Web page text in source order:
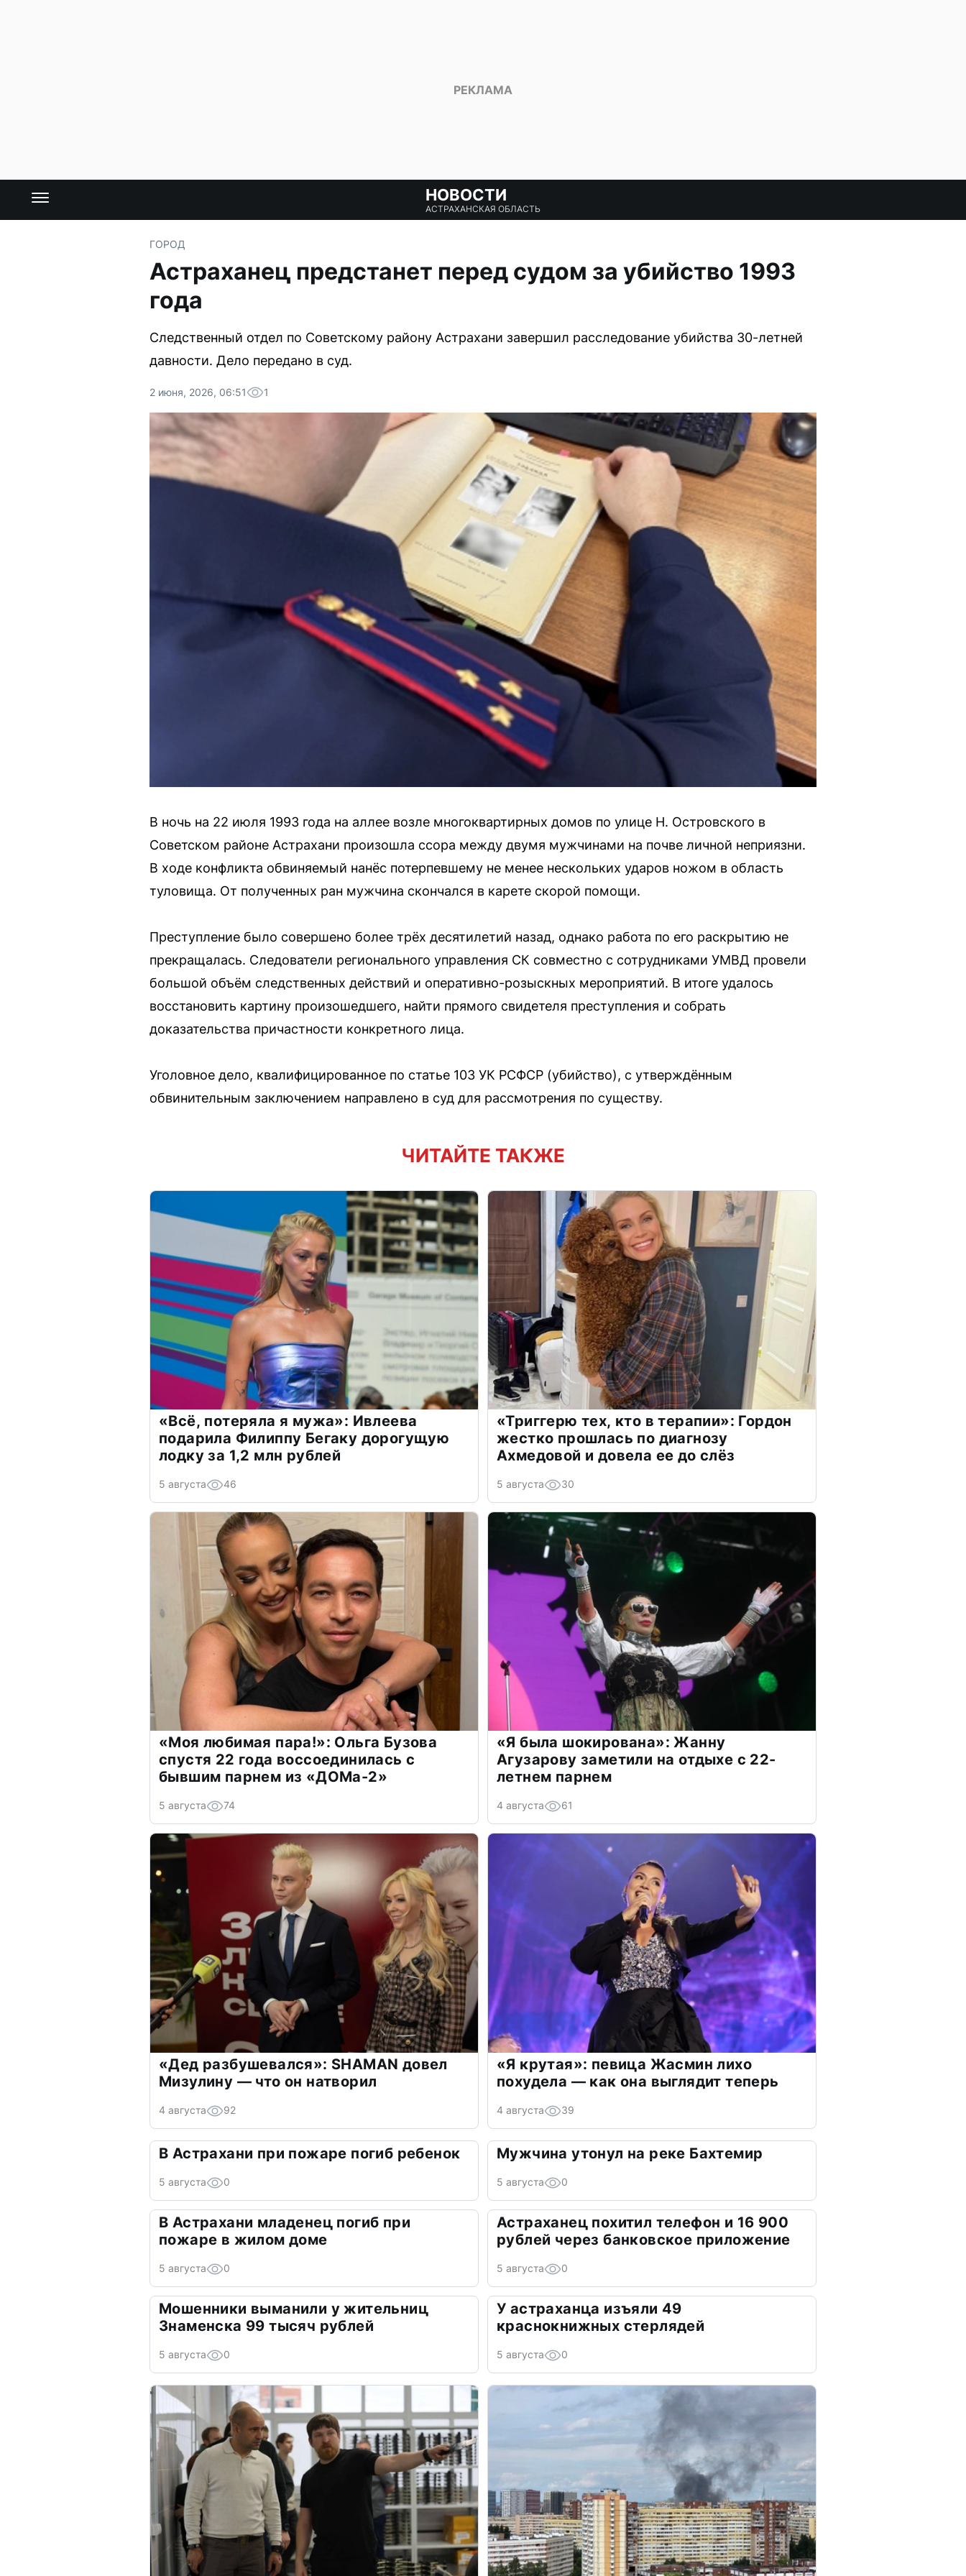
НОВОСТИ
АСТРАХАНСКАЯ ОБЛАСТЬ
ГОРОД
Астраханец предстанет перед судом за убийство 1993
года
Следственный отдел по Советскому району Астрахани завершил расследование убийства 30-летней
давности. Дело передано в суд.
2 июня, 2026, 06:51 1
В ночь на 22 июля 1993 года на аллее возле многоквартирных домов по улице Н. Островского в
Советском районе Астрахани произошла ссора между двумя мужчинами на почве личной неприязни.
В ходе конфликта обвиняемый нанёс потерпевшему не менее нескольких ударов ножом в область
туловища. От полученных ран мужчина скончался в карете скорой помощи.
Преступление было совершено более трёх десятилетий назад, однако работа по его раскрытию не
прекращалась. Следователи регионального управления СК совместно с сотрудниками УМВД провели
большой объём следственных действий и оперативно-розыскных мероприятий. В итоге удалось
восстановить картину произошедшего, найти прямого свидетеля преступления и собрать
доказательства причастности конкретного лица.
Уголовное дело, квалифицированное по статье 103 УК РСФСР (убийство), с утверждённым
обвинительным заключением направлено в суд для рассмотрения по существу.
ЧИТАЙТЕ ТАКЖЕ
«Всё, потеряла я мужа»: Ивлеева
подарила Филиппу Бегаку дорогущую
лодку за 1,2 млн рублей
5 августа 46
«Триггерю тех, кто в терапии»: Гордон
жестко прошлась по диагнозу
Ахмедовой и довела ее до слёз
5 августа 30
«Моя любимая пара!»: Ольга Бузова
спустя 22 года воссоединилась с
бывшим парнем из «ДОМа-2»
5 августа 74
«Я была шокирована»: Жанну
Агузарову заметили на отдыхе с 22-
летнем парнем
4 августа 61
«Дед разбушевался»: SHAMAN довел
Мизулину — что он натворил
4 августа 92
«Я крутая»: певица Жасмин лихо
похудела — как она выглядит теперь
4 августа 39
В Астрахани при пожаре погиб ребенок
5 августа 0
Мужчина утонул на реке Бахтемир
5 августа 0
В Астрахани младенец погиб при
пожаре в жилом доме
5 августа 0
Астраханец похитил телефон и 16 900
рублей через банковское приложение
5 августа 0
Мошенники выманили у жительниц
Знаменска 99 тысяч рублей
5 августа 0
У астраханца изъяли 49
краснокнижных стерлядей
5 августа 0